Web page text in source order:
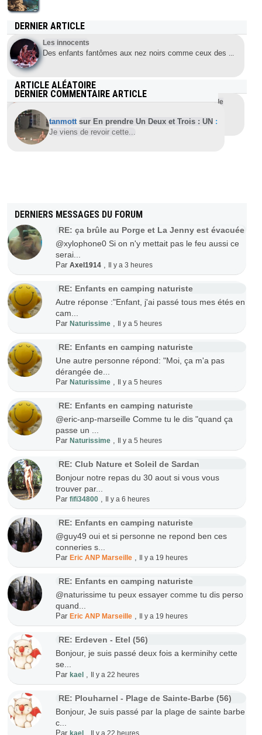
DERNIER ARTICLE
Les innocents
Des enfants fantômes aux nez noirs comme ceux des ...
ARTICLE ALÉATOIRE
La Puissance et la Paradoxalité de la Nudité : Quand le
Corps Devient un Moyen d’Expression Politique
La nudité, bien loin de se cantonner à la sphère...
DERNIER COMMENTAIRE ARTICLE
tanmott sur En prendre Un Deux et Trois : UN :
Je viens de revoir cette...
DERNIERS MESSAGES DU FORUM
RE: ça brûle au Porge et La Jenny est évacuée
@xylophone0 Si on n'y mettait pas le feu aussi ce
serai...
Par Axel1914, Il y a 3 heures
RE: Enfants en camping naturiste
Autre réponse :"Enfant, j'ai passé tous mes étés en
cam...
Par Naturissime, Il y a 5 heures
RE: Enfants en camping naturiste
Une autre personne répond: "Moi, ça m'a pas
dérangée de...
Par Naturissime, Il y a 5 heures
RE: Enfants en camping naturiste
@eric-anp-marseille Comme tu le dis "quand ça
passe un ...
Par Naturissime, Il y a 5 heures
RE: Club Nature et Soleil de Sardan
Bonjour notre repas du 30 aout si vous vous
trouver par...
Par fifi34800, Il y a 6 heures
RE: Enfants en camping naturiste
@guy49 oui et si personne ne repond ben ces
conneries s...
Par Eric ANP Marseille, Il y a 19 heures
RE: Enfants en camping naturiste
@naturissime tu peux essayer comme tu dis perso
quand...
Par Eric ANP Marseille, Il y a 19 heures
RE: Erdeven - Etel (56)
Bonjour, je suis passé deux fois a kerminihy cette
se...
Par kael, Il y a 22 heures
RE: Plouharnel - Plage de Sainte-Barbe (56)
Bonjour, Je suis passé par la plage de sainte barbe
c...
Par ,